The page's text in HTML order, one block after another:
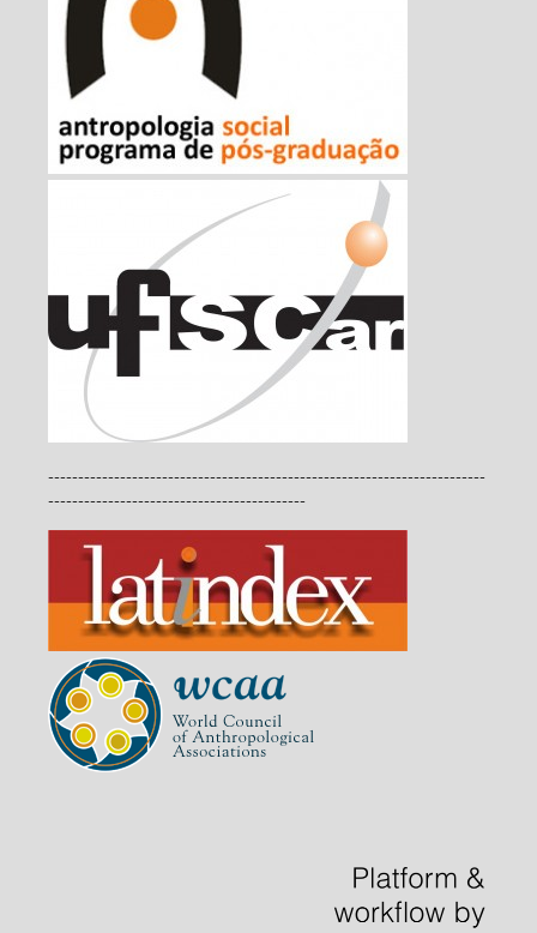
-------------------------------------------------------------------------
-------------------------------------------